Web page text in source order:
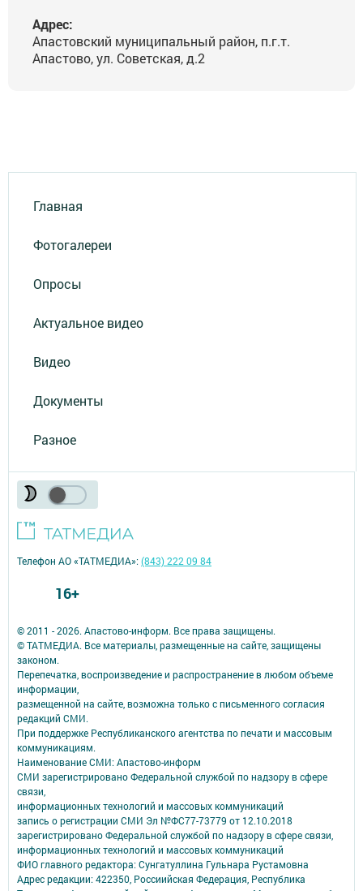
Адрес:
Апастовский муниципальный район, п.г.т.
Апастово, ул. Советская, д.2
Главная
Фотогалереи
Опросы
Актуальное видео
Видео
Документы
Разное
© 2011 - 2026. Апастово-информ. Все права защищены.
© ТАТМЕДИА. Все материалы, размещенные на сайте, защищены
законом.
Перепечатка, воспроизведение и распространение в любом объеме
информации,
размещенной на сайте, возможна только с письменного согласия
редакций СМИ.
При поддержке Республиканского агентства по печати и массовым
коммуникациям.
Наименование СМИ: Апастово-информ
СМИ зарегистрировано Федеральной службой по надзору в сфере
связи,
информационных технологий и массовых коммуникаций
запись о регистрации СМИ Эл №ФС77-73779 от 12.10.2018
зарегистрировано Федеральной службой по надзору в сфере связи,
информационных технологий и массовых коммуникаций
ФИО главного редактора: Сунгатуллина Гульнара Рустамовна
Адрес редакции: 422350, Россиийская Федерация, Республика
Телефон АО «ТАТМЕДИА»:(843) 222 09 84
16+